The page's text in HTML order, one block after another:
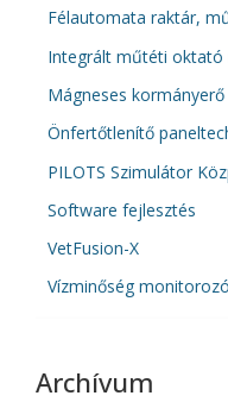
Félautomata raktár,
Integrált műtéti oktató
Mágneses
Önfertőtlenítő
PILOTS Szimulátor
Software fejlesztés
VetFusion-X
Vízminőség
Archívum